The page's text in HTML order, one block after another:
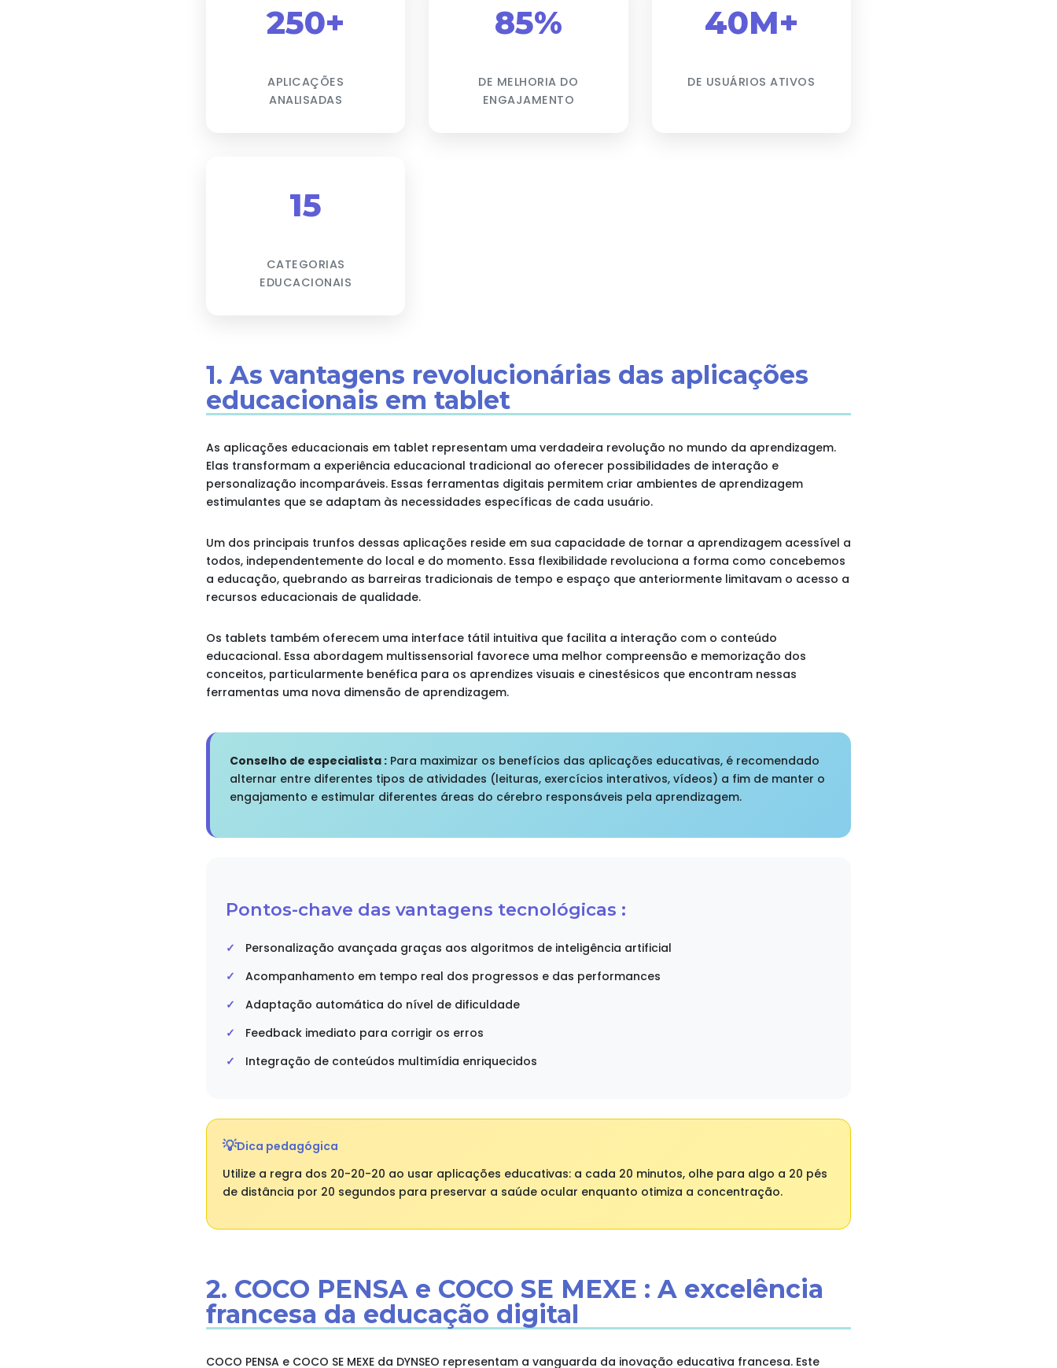
250+
APLICAÇÕES
ANALISADAS
85%
DE MELHORIA DO
ENGAJAMENTO
40M+
DE USUÁRIOS ATIVOS
15
CATEGORIAS
EDUCACIONAIS
1. As vantagens revolucionárias das aplicações
educacionais em tablet
As aplicações educacionais em tablet representam uma verdadeira revolução no mundo da aprendizagem.
Elas transformam a experiência educacional tradicional ao oferecer possibilidades de interação e
personalização incomparáveis. Essas ferramentas digitais permitem criar ambientes de aprendizagem
estimulantes que se adaptam às necessidades específicas de cada usuário.
Um dos principais trunfos dessas aplicações reside em sua capacidade de tornar a aprendizagem acessível a
todos, independentemente do local e do momento. Essa flexibilidade revoluciona a forma como concebemos
a educação, quebrando as barreiras tradicionais de tempo e espaço que anteriormente limitavam o acesso a
recursos educacionais de qualidade.
Os tablets também oferecem uma interface tátil intuitiva que facilita a interação com o conteúdo
educacional. Essa abordagem multissensorial favorece uma melhor compreensão e memorização dos
conceitos, particularmente benéfica para os aprendizes visuais e cinestésicos que encontram nessas
ferramentas uma nova dimensão de aprendizagem.
Conselho de especialista :Para maximizar os benefícios das aplicações educativas, é recomendado
alternar entre diferentes tipos de atividades (leituras, exercícios interativos, vídeos) a fim de manter o
engajamento e estimular diferentes áreas do cérebro responsáveis pela aprendizagem.
Pontos-chave das vantagens tecnológicas :
Personalização avançada graças aos algoritmos de inteligência artificial
Acompanhamento em tempo real dos progressos e das performances
Adaptação automática do nível de dificuldade
Feedback imediato para corrigir os erros
Integração de conteúdos multimídia enriquecidos
Dica pedagógica
Utilize a regra dos 20-20-20 ao usar aplicações educativas: a cada 20 minutos, olhe para algo a 20 pés
de distância por 20 segundos para preservar a saúde ocular enquanto otimiza a concentração.
2. COCO PENSA e COCO SE MEXE : A excelência
francesa da educação digital
COCO PENSA e COCO SE MEXE da DYNSEO representam a vanguarda da inovação educativa francesa. Este